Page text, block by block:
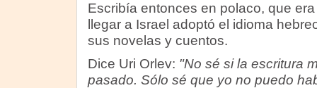
Escribía entonces en polaco, que
llegar a Israel adoptó el idioma
sus novelas y cuentos.
Dice Uri Orlev: "No sé si la escritura
pasado. Sólo sé que yo no puedo